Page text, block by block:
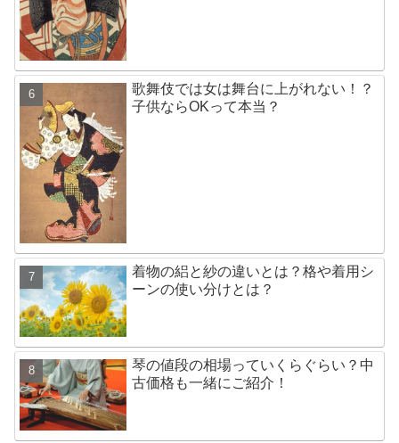
歌舞伎では女は舞台に上がれない！？
子供ならOKって本当？
着物の絽と紗の違いとは？格や着用シ
ーンの使い分けとは？
琴の値段の相場っていくらぐらい？中
古価格も一緒にご紹介！